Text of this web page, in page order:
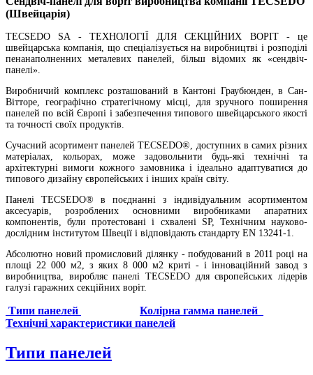
(Швейцарія)
TECSEDO SA - ТЕХНОЛОГІЇ ДЛЯ СЕКЦІЙНИХ ВОРІТ - це
швейцарська компанія, що спеціалізується на виробництві і розподілі
пенанаполненних металевих панелей, більш відомих як «сендвіч-
панелі».
Виробничий комплекс розташований в Кантоні Граубюнден, в Сан-
Вітторе, географічно стратегічному місці, для зручного поширення
панелей по всій Європі і забезпечення типового швейцарського якості
та точності своїх продуктів.
Сучасний асортимент панелей TECSEDO®, доступних в самих різних
матеріалах, кольорах, може задовольнити будь-які технічні та
архітектурні вимоги кожного замовника і ідеально адаптуватися до
типового дизайну європейських і інших країн світу.
Панелі TECSEDO® в поєднанні з індивідуальним асортиментом
аксесуарів, розроблених основними виробниками апаратних
компонентів, були протестовані і схвалені SP, Технічним науково-
дослідним інститутом Швеції і відповідають стандарту EN 13241-1.
Абсолютно новий промисловий ділянку - побудований в 2011 році на
площі 22 000 м2, з яких 8 000 м2 криті - і інноваційний завод з
виробництва, виробляє панелі TECSEDO для європейських лідерів
галузі гаражних секційних воріт.
Типи панелей
Колірна гамма панелей
Технічні характеристики панелей
Типи панелей